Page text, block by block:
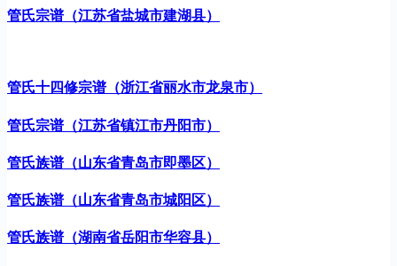
管氏宗谱（江苏省盐城市建湖县）
管氏十四修宗谱（浙江省丽水市龙泉市）
管氏宗谱（江苏省镇江市丹阳市）
管氏族谱（山东省青岛市即墨区）
管氏族谱（山东省青岛市城阳区）
管氏族谱（湖南省岳阳市华容县）